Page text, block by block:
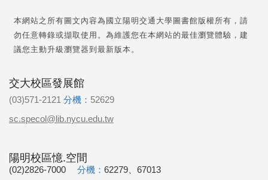
本網站之所有圖文內容為國立陽明交通大學圖書館版權所有，請
勿任意轉錄或擷取使用。為維護您在本網站的最佳瀏覽體驗，建
議您主動升級瀏覽器到最新版本。
交大校區發展館
(03)571-2121 分機： 52629
sc.specol@lib.nycu.edu.tw
陽明校區憶.空間
(02)2826-7000 分機： 62279、67013